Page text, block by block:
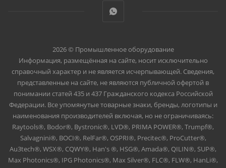
2026 © Промышленное оборудование
Информация, размещённая на сайте, носит исключительно
справочный характер и не является исчерпывающей. Сведения,
представленные на сайте, не являются публичной офертой в
понимании статей 435 и 437 Гражданского кодекса Российской
Федерации. Все упомянутые товарные знаки, бренды, логотипы и
наименования производителей включая, но не ограничиваясь:
Raytools®, Bodor®, Bystronic®, LVD®, PRIMA POWER®, Trumpf®,
Salvagnini®, BOCI®, RelFar®, OSPRI®, Precitec®, ProCutter®,
Au3tech®, WSX®, CQWY®, Han's ®, HSG®, Amada®, QILIN®, SUP®,
Max Photonics®, IPG Photonics®, Max Silver®, FLC®, FLW®, HanLi®,